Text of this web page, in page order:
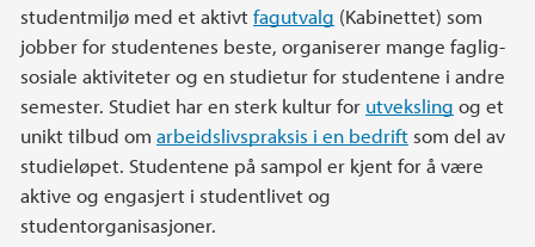
studentmiljø med et aktivtfagutvalg (Kabinettet) som
jobber for studentenes beste, organiserer mange faglig-
sosiale aktiviteter og en studietur for studentene i andre
semester. Studiet har en sterk kultur for utveksling og et
unikt tilbud om arbeidslivspraksis i en bedrift som del av
studieløpet. Studentene på sampol er kjent for å være
aktive og engasjert i studentlivet og
studentorganisasjoner.